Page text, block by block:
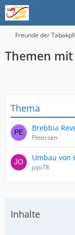
Freunde der
Themen mit
Thema
Brebbia
Petersen
Umbau von
jojo78
Inhalte